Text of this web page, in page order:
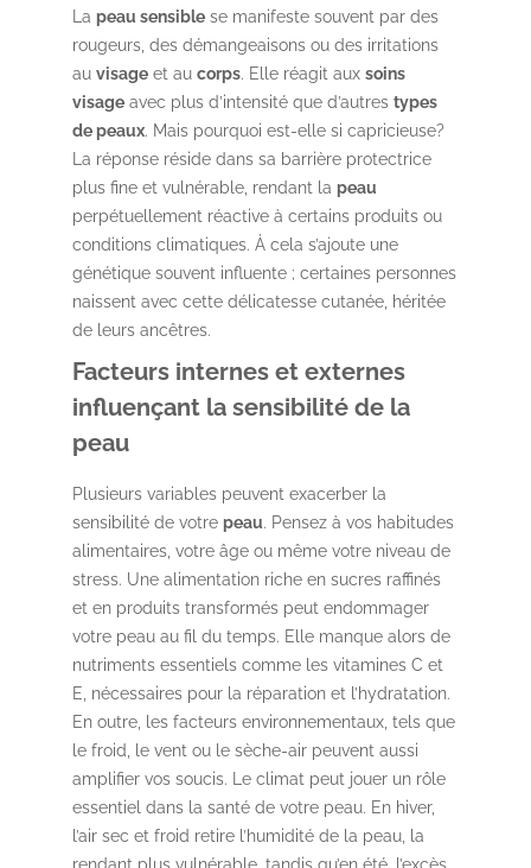
La peau sensiblese manifeste souvent par des
rougeurs, des démangeaisons ou des irritations
au visageet au corps. Elle réagit aux soins
visageavec plus d’intensité que d’autres types
de peaux. Mais pourquoi est-elle si capricieuse?
La réponse réside dans sa barrière protectrice
plus fine et vulnérable, rendant la peau
perpétuellement réactive à certains produits ou
conditions climatiques. À cela s’ajoute une
génétique souvent influente ; certaines personnes
naissent avec cette délicatesse cutanée, héritée
de leurs ancêtres.
Facteurs internes et externes
influençant la sensibilité de la
peau
Plusieurs variables peuvent exacerber la
sensibilité de votre peau. Pensez à vos habitudes
alimentaires, votre âge ou même votre niveau de
stress. Une alimentation riche en sucres raffinés
et en produits transformés peut endommager
votre peau au fil du temps. Elle manque alors de
nutriments essentiels comme les vitamines C et
E, nécessaires pour la réparation et l’hydratation.
En outre, les facteurs environnementaux, tels que
le froid, le vent ou le sèche-air peuvent aussi
amplifier vos soucis. Le climat peut jouer un rôle
essentiel dans la santé de votre peau. En hiver,
l’air sec et froid retire l’humidité de la peau, la